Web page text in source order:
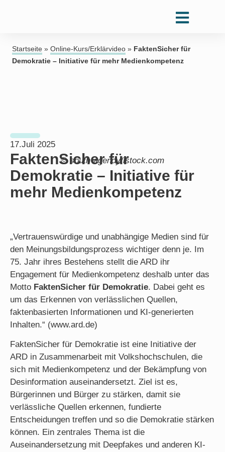
Startseite » Online-Kurs/Erklärvideo » FaktenSicher für
Demokratie – Initiative für mehr Medienkompetenz
© south-agency/istock.com
17.Juli 2025
FaktenSicher für
Demokratie – Initiative für
mehr Medienkompetenz
„Vertrauenswürdige und unabhängige Medien sind für
den Meinungsbildungsprozess wichtiger denn je. Im
75. Jahr ihres Bestehens stellt die ARD ihr
Engagement für Medienkompetenz deshalb unter das
Motto FaktenSicher für Demokratie. Dabei geht es
um das Erkennen von verlässlichen Quellen,
faktenbasierten Informationen und KI-generierten
Inhalten.“ (www.ard.de)
FaktenSicher für Demokratie ist eine Initiative der
ARD in Zusammenarbeit mit Volkshochschulen, die
sich mit Medienkompetenz und der Bekämpfung von
Desinformation auseinandersetzt. Ziel ist es,
Bürgerinnen und Bürger zu stärken, damit sie
verlässliche Quellen erkennen, fundierte
Entscheidungen treffen und so die Demokratie stärken
können. Ein zentrales Thema ist die
Auseinandersetzung mit Deepfakes und anderen KI-